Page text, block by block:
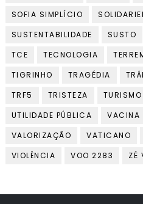
SOFIA SIMPLÍCIO
SUSTENTABILIDADE
SUSTO
TCE
TECNOLOGIA
TIGRINHO
TRAGÉDIA
TRF5
TRISTEZA TURISMO
UTILIDADE PÚBLICA
VACINA
VALORIZAÇÃO
VATICANO
VIOLÊNCIA
VOO 2283 ZÉ